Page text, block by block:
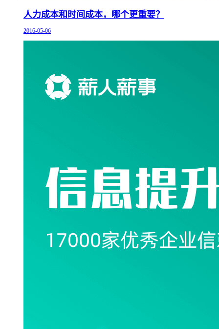
人力成本和时间成本，哪个更重要？
2016-05-06